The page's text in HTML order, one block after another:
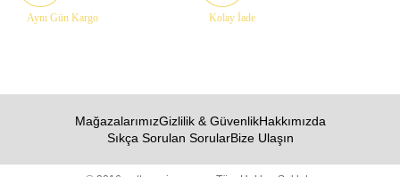
Aynı Gün Kargo Kolay İade
MağazalarımızGizlilik & GüvenlikHakkımızda
Sıkça Sorulan SorularBize Ulaşın